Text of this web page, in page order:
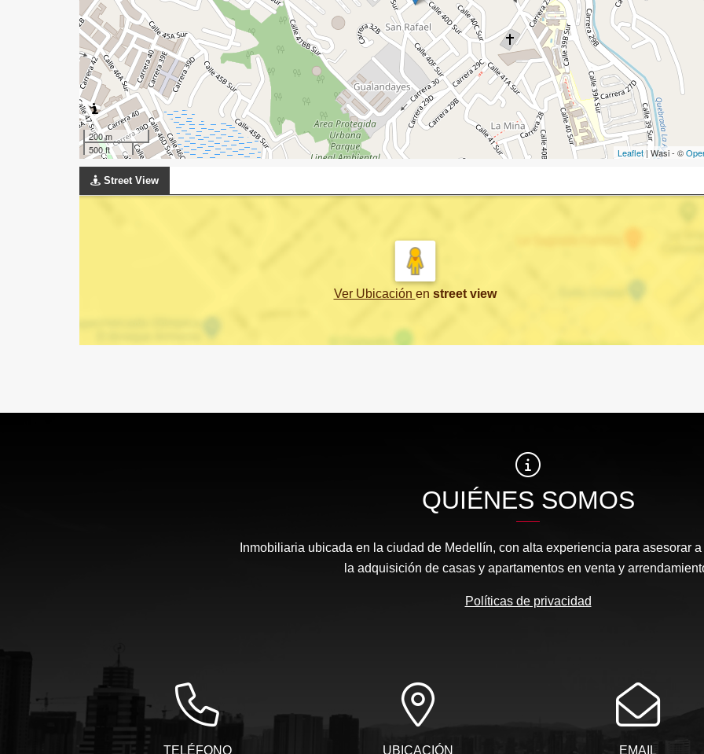
200 m
500 ft
Leaflet | Wasi - ©
Street View
Ver Ubicación en street view
QUIÉNES SOMOS
Inmobiliaria ubicada en la ciudad de Medellín, con alta experiencia para asesorar
la adquisición de casas y apartamentos en venta y
Políticas de privacidad
TELÉFONO UBICACIÓN EMAIL